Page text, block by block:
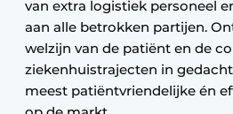
van extra logistiek personeel
aan alle betrokken partijen.
welzijn van de patiënt en de
ziekenhuistrajecten in
meest patiëntvriendelijke én